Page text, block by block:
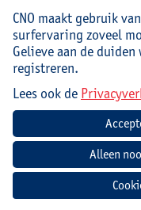
Contacteer CNO
Hoe aanmelden en
Hoe een
Hoe een
Hoe je profiel
CNO maakt gebruik
surfervaring zoveel
Gelieve aan de duiden
registreren.
Lees ook de